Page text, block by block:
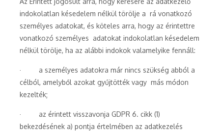
indokolatlan késedelem nélkül törölje a rá vonatkozó
személyes adatokat, és köteles arra, hogy az érintettre
vonatkozó személyes adatokat indokolatlan késedelem
nélkül törölje, ha az alábbi indokok valamelyike fennáll:
· a személyes adatokra már nincs szükség abból a
célból, amelyből azokat gyűjtötték vagy más módon
kezelték;
· az érintett visszavonja GDPR 6. cikk (1)
bekezdésének a) pontja értelmében az adatkezelés